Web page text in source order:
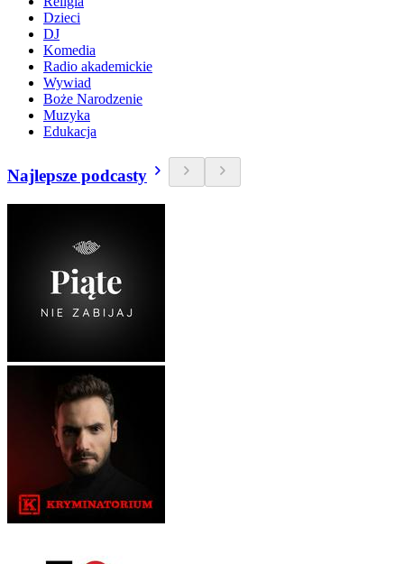
Dzieci
DJ
Komedia
Radio akademickie
Wywiad
Boże Narodzenie
Muzyka
Edukacja
Najlepsze podcasty